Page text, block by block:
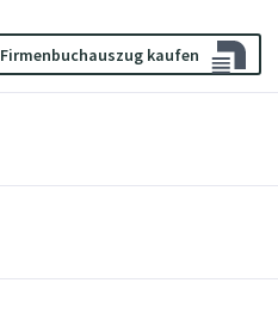
Firmenbuchauszug kaufen